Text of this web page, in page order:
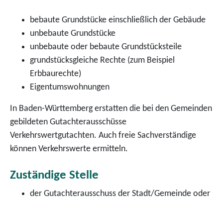
bebaute Grundstücke einschließlich der Gebäude
unbebaute Grundstücke
unbebaute oder bebaute Grundstücksteile
grundstücksgleiche Rechte (zum Beispiel
Erbbaurechte)
Eigentumswohnungen
In Baden-Württemberg erstatten die bei den Gemeinden
gebildeten Gutachterausschüsse
Verkehrswertgutachten. Auch freie Sachverständige
können Verkehrswerte ermitteln.
Zuständige Stelle
der Gutachterausschuss der Stadt/Gemeinde oder